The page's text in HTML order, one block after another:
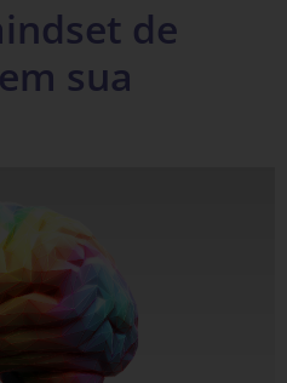
de
sua